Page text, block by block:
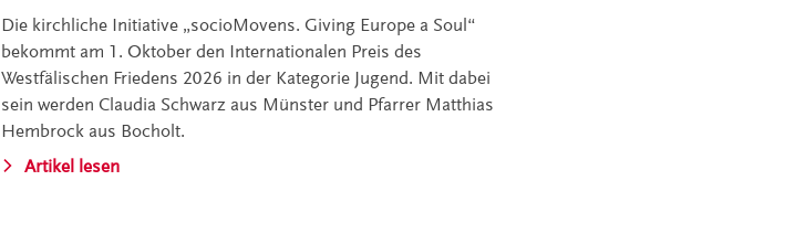
Die kirchliche Initiative „socioMovens. Giving Europe a Soul“
bekommt am 1. Oktober den Internationalen Preis des
Westfälischen Friedens 2026 in der Kategorie Jugend. Mit dabei
sein werden Claudia Schwarz aus Münster und Pfarrer Matthias
Hembrock aus Bocholt.
Artikel lesen